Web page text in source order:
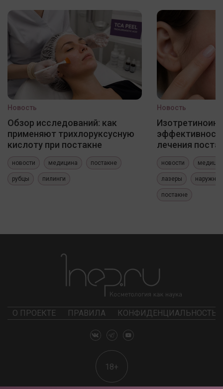
Новость
Обзор исследований: как
применяют трихлоруксусную
кислоту при постакне
новости медицина постакне
рубцы пилинги
Новость
Изотретиноин
лечения
новости
лазеры
постакне
О ПРОЕКТЕ ПРАВИЛА КОНФИДЕНЦИАЛЬНОСТЬ
18+